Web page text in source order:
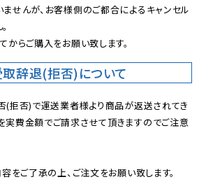
せんが、お客様側のご都合によるキャンセル
からご購入をお願い致します。
取辞退(拒否)について
(拒否)で運送業者様より商品が返送されてき
実費金額でご請求させて頂きますのでご注意